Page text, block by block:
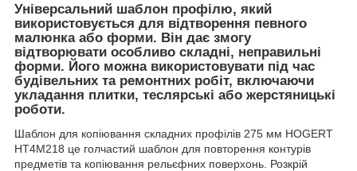
Універсальний шаблон профілю, який
використовується для відтворення певного
малюнка або форми. Він дає змогу
відтворювати особливо складні, неправильні
форми. Його можна використовувати під час
будівельних та ремонтних робіт, включаючи
укладання плитки, теслярські або жерстяницькі
роботи.
Шаблон для копіювання складних профілів 275 мм HOGERT
HT4M218 це голчастий шаблон для повторення контурів
предметів та копіювання рельєфних поверхонь. Розкрій